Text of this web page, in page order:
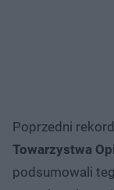
Poprzedni
Towarzystwa
podsumowali